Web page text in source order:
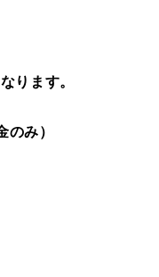
ります。
み）